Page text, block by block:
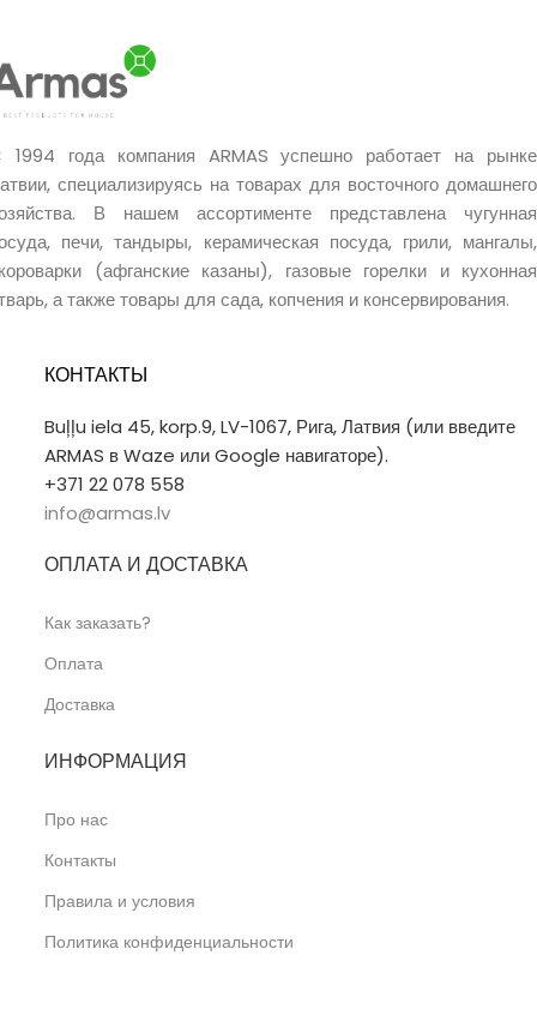
1994 года компания ARMAS успешно работает на рынке
специализируясь на товарах для восточного домашнего
В нашем ассортименте представлена чугунная
печи, тандыры, керамическая посуда, грили, мангалы,
(афганские казаны), газовые горелки и кухонная
а также товары для сада, копчения и консервирования.
КОНТАКТЫ
Buļļu iela 45, korp.9, LV-1067, Рига, Латвия (или введите
ARMAS в Waze или Google навигаторе).
+371 22 078 558
info@armas.lv
ОПЛАТА И ДОСТАВКА
Как заказать?
Оплата
Доставка
ИНФОРМАЦИЯ
Про нас
Контакты
Правила и условия
Политика конфиденциальности